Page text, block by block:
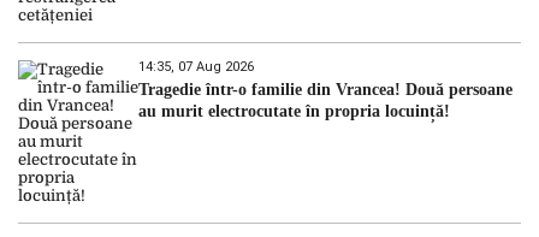
14:35, 07 Aug 2026
Tragedie într-o familie din Vrancea! Două persoane
au murit electrocutate în propria locuință!